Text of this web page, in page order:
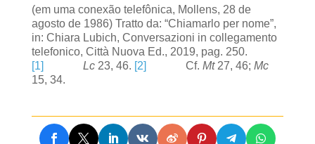
(em uma conexão telefônica, Mollens, 28 de
agosto de 1986) Tratto da: “Chiamarlo per nome”,
in: Chiara Lubich, Conversazioni in collegamento
telefonico, Città Nuova Ed., 2019, pag. 250.
[1]
Lc23, 46. [2] Cf. Mt27, 46; Mc
15, 34.